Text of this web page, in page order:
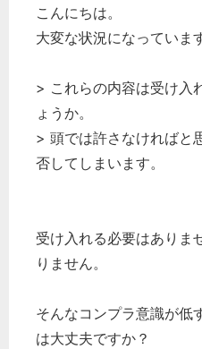
こんにちは。
大変な状況になっていま
> これらの内容は受け入
ょうか。
> 頭では許さなければと
否してしまいます。
受け入れる必要はありま
りません。
そんなコンプラ意識が低
は大丈夫ですか？